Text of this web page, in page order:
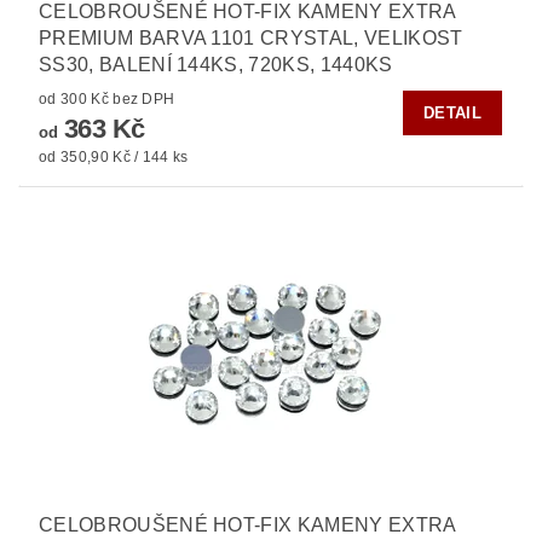
CELOBROUŠENÉ HOT-FIX KAMENY EXTRA
PREMIUM BARVA 1101 CRYSTAL, VELIKOST
SS30, BALENÍ 144KS, 720KS, 1440KS
od 300 Kč bez DPH
od 363 Kč
od 350,90 Kč / 144 ks
DETAIL
CELOBROUŠENÉ HOT-FIX KAMENY EXTRA